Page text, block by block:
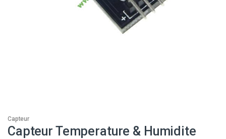
Capteur
Capteur Temperature & Humidite